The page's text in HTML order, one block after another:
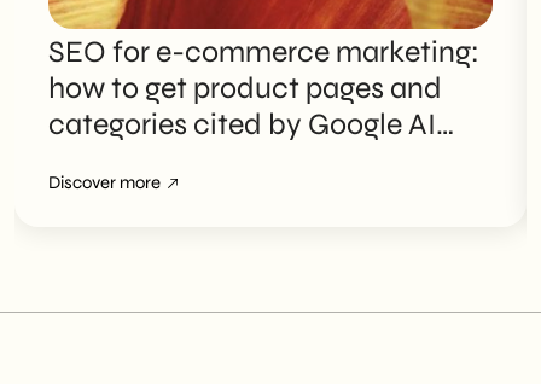
SEO for e-commerce marketing:
how to get product pages and
categories cited by Google AI
Discover more